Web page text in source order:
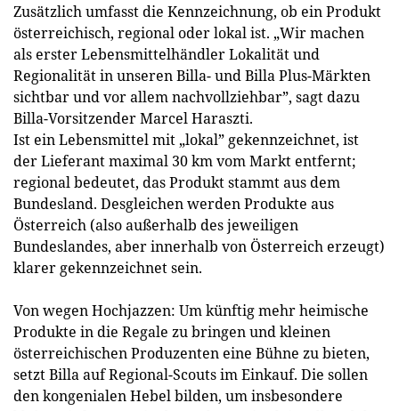
Zusätzlich umfasst die Kennzeichnung, ob ein Produkt
österreichisch, regional oder lokal ist. „Wir machen
als erster Lebensmittelhändler Lokalität und
Regionalität in unseren Billa- und Billa Plus-Märkten
sichtbar und vor allem nachvollziehbar”, sagt dazu
Billa-Vorsitzender Marcel Haraszti.
Ist ein Lebensmittel mit „lokal” gekennzeichnet, ist
der Lieferant maximal 30 km vom Markt entfernt;
regional bedeutet, das Produkt stammt aus dem
Bundesland. Desgleichen werden Produkte aus
Österreich (also außerhalb des jeweiligen
Bundeslandes, aber innerhalb von Österreich erzeugt)
klarer gekennzeichnet sein.
Von wegen Hochjazzen: Um künftig mehr heimische
Produkte in die Regale zu bringen und kleinen
österreichischen Produzenten eine Bühne zu bieten,
setzt Billa auf Regional-Scouts im Einkauf. Die sollen
den kongenialen Hebel bilden, um insbesondere